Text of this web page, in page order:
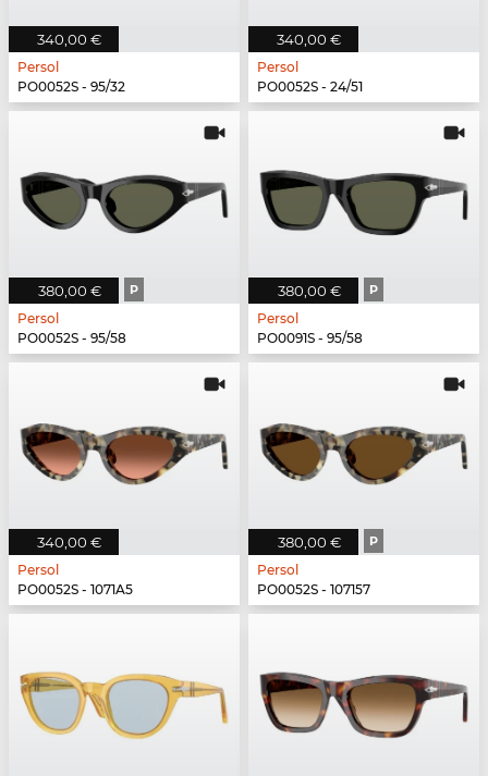
340,00 €
Persol
PO0052S - 95/32
340,00 €
Persol
PO0052S - 24/51
380,00 € P
Persol
PO0052S - 95/58
380,00 € P
Persol
PO0091S - 95/58
340,00 €
Persol
PO0052S - 1071A5
380,00 € P
Persol
PO0052S - 107157